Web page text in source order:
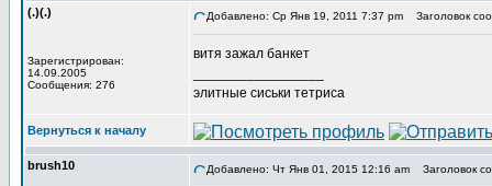
(.)(.)
Зарегистрирован:
14.09.2005
Сообщения: 276
Добавлено: Ср Янв 19, 2011 7:37 pm Заголовок
витя зажал банкет
элитные сиськи тетриса
Вернуться к началу
brush10 Добавлено: Чт Янв 01, 2015 12:16 am Заголовок